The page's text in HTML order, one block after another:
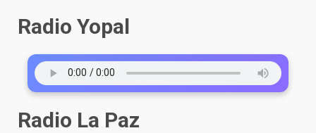
Radio Yopal
Radio La Paz